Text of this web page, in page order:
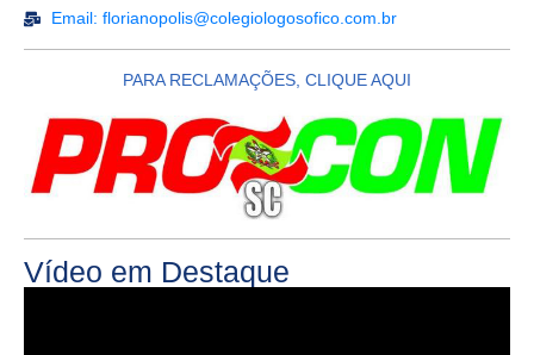
Email: florianopolis@colegiologosofico.com.br
PARA RECLAMAÇÕES, CLIQUE AQUI
Vídeo em Destaque